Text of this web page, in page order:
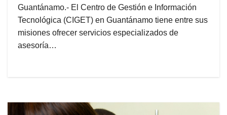
Guantánamo.- El Centro de Gestión e Información
Tecnológica (CIGET) en Guantánamo tiene entre sus
misiones ofrecer servicios especializados de
asesoría…